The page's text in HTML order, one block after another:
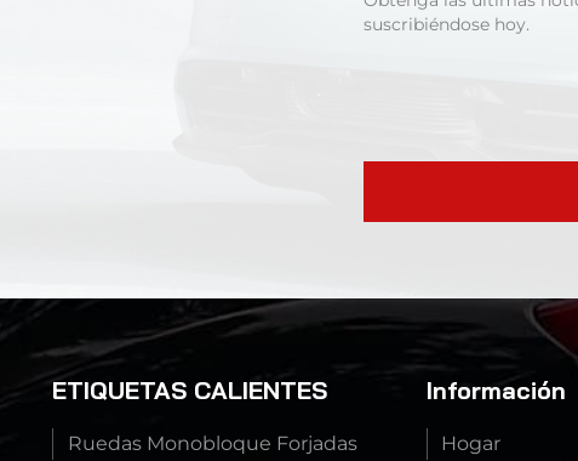
suscribiéndose hoy.
ETIQUETAS CALIENTES
Ruedas Monobloque Forjadas
Información
Hogar